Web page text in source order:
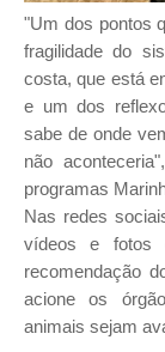
"Um dos pontos
fragilidade do
costa, que está
e um dos
sabe de onde
não
programas
Nas redes
vídeos e fotos
recomendação
acione os
animais sejam